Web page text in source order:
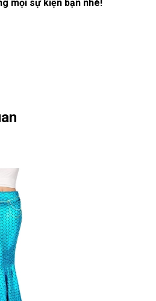
mọi sự kiện bạn nhé!